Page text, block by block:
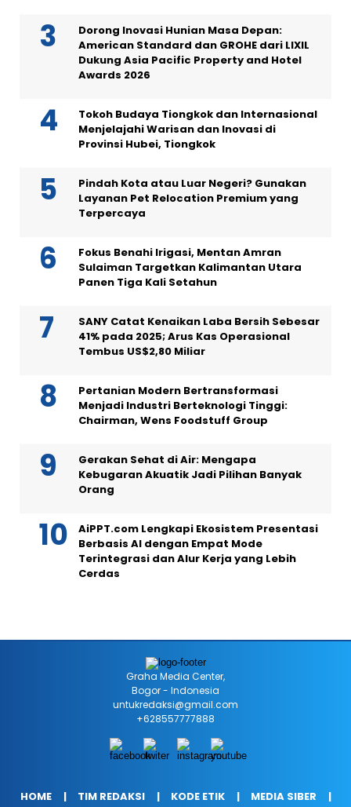
Dorong Inovasi Hunian Masa Depan:
American Standard dan GROHE dari LIXIL
Dukung Asia Pacific Property and Hotel
Awards 2026
Tokoh Budaya Tiongkok dan Internasional
Menjelajahi Warisan dan Inovasi di
Provinsi Hubei, Tiongkok
Pindah Kota atau Luar Negeri? Gunakan
Layanan Pet Relocation Premium yang
Terpercaya
Fokus Benahi Irigasi, Mentan Amran
Sulaiman Targetkan Kalimantan Utara
Panen Tiga Kali Setahun
SANY Catat Kenaikan Laba Bersih Sebesar
41% pada 2025; Arus Kas Operasional
Tembus US$2,80 Miliar
Pertanian Modern Bertransformasi
Menjadi Industri Berteknologi Tinggi:
Chairman, Wens Foodstuff Group
Gerakan Sehat di Air: Mengapa
Kebugaran Akuatik Jadi Pilihan Banyak
Orang
AiPPT.com Lengkapi Ekosistem Presentasi
Berbasis AI dengan Empat Mode
Terintegrasi dan Alur Kerja yang Lebih
Cerdas
Graha Media Center,
Bogor - Indonesia
untukredaksi@gmail.com
+628557777888
HOME TIM REDAKSI KODE ETIK MEDIA SIBER